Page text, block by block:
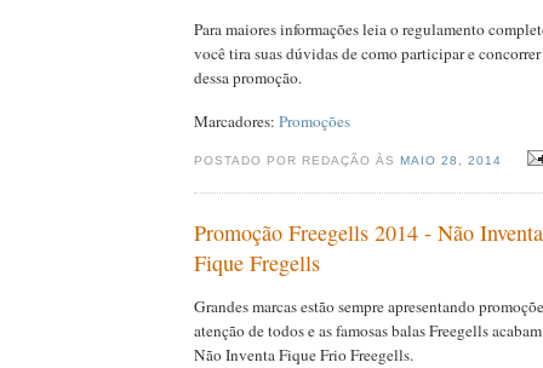
Para maiores informações leia o regulamento
você tira suas dúvidas de como participar e
dessa promoção.
Marcadores: Promoções
POSTADO POR REDAÇÃO ÀSMAIO 28, 2014
Promoção Freegells 2014 - Não
Fique Fregells
Grandes marcas estão sempre apresentando
atenção de todos e as famosas balas Freegells
Não Inventa Fique Frio Freegells.